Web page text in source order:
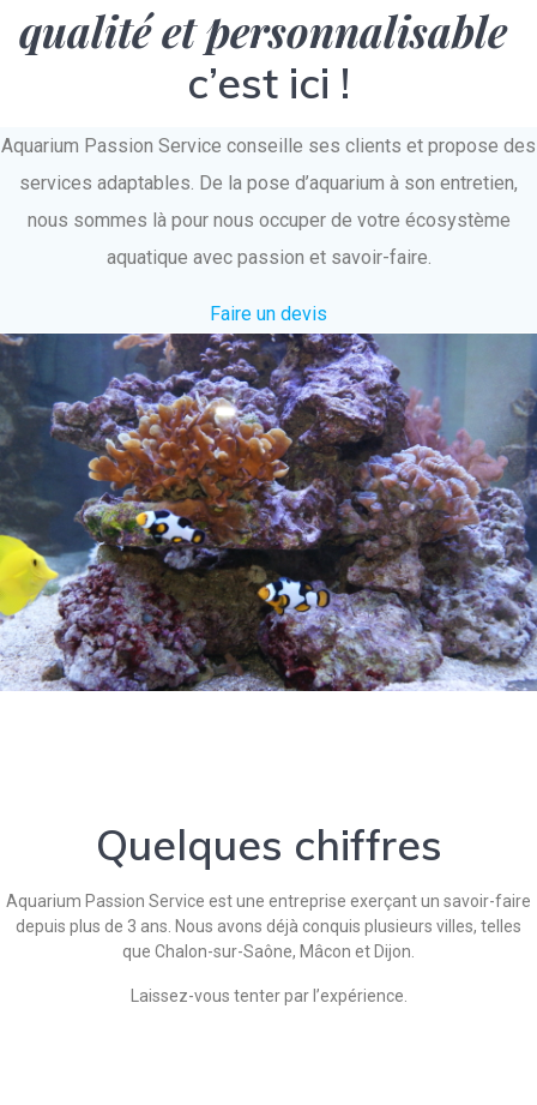
qualité et personnalisable
c’est ici !
Aquarium Passion Service conseille ses clients et propose des
services adaptables. De la pose d’aquarium à son entretien,
nous sommes là pour nous occuper de votre écosystème
aquatique avec passion et savoir-faire.
Faire un devis
Quelques chiffres
Aquarium Passion Service est une entreprise exerçant un savoir-faire
depuis plus de 3 ans. Nous avons déjà conquis plusieurs villes, telles
que Chalon-sur-Saône, Mâcon et Dijon.
Laissez-vous tenter par l’expérience.